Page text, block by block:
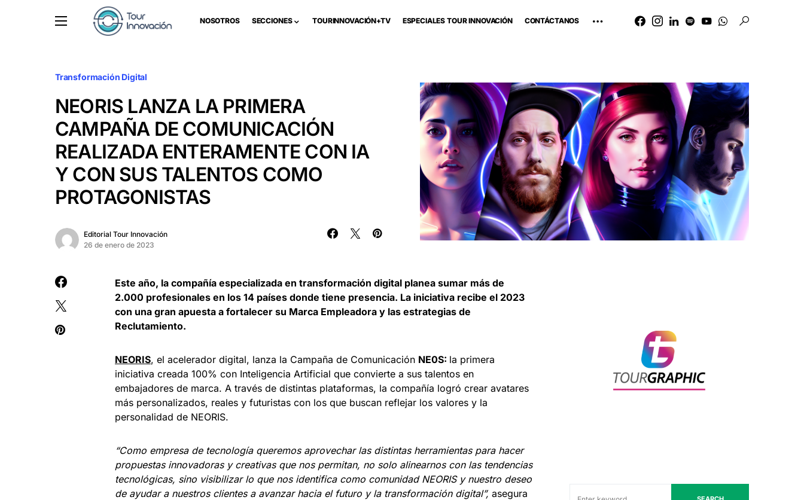
NOSOTROS SECCIONES TOURINNOVACIÓN+TV ESPECIALES TOUR INNOVACIÓN CONTÁCTANOS
Transformación Digital
NEORIS LANZA LA PRIMERA
CAMPAÑA DE COMUNICACIÓN
REALIZADA ENTERAMENTE CON IA
Y CON SUS TALENTOS COMO
PROTAGONISTAS
Editorial Tour Innovación
26 de enero de 2023
Este año, la compañía especializada en transformación digital planea sumar más de
2.000 profesionales en los 14 países donde tiene presencia. La iniciativa recibe el 2023
con una gran apuesta a fortalecer su Marca Empleadora y las estrategias de
Reclutamiento.
NEORIS, el acelerador digital, lanza la Campaña de Comunicación NE0S: la primera
iniciativa creada 100% con Inteligencia Artificial que convierte a sus talentos en
embajadores de marca. A través de distintas plataformas, la compañía logró crear avatares
más personalizados, reales y futuristas con los que buscan reflejar los valores y la
personalidad de NEORIS.
“Como empresa de tecnología queremos aprovechar las distintas herramientas para hacer
propuestas innovadoras y creativas que nos permitan, no solo alinearnos con las tendencias
tecnológicas, sino visibilizar lo que nos identifica como comunidad NEORIS y nuestro deseo
de ayudar a nuestros clientes a avanzar hacia el futuro y la transformación digital”, asegura